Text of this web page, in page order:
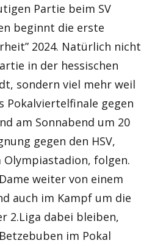
Partie beim SV
beginnt die erste
2024. Natürlich nicht
in der hessischen
sondern viel mehr weil
Pokalviertelfinale gegen
am Sonnabend um 20
gegen den HSV,
Olympiastadion, folgen.
weiter von einem
auch im Kampf um die
2.Liga dabei bleiben,
im Pokal